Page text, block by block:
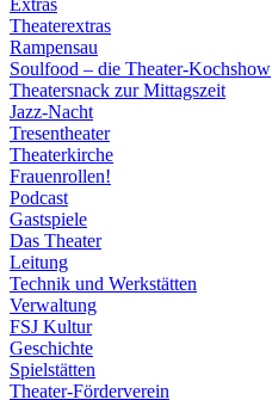
Theaterextras
Rampensau
Soulfood – die Theater-Kochshow
Theatersnack zur Mittagszeit
Jazz-Nacht
Tresentheater
Theaterkirche
Frauenrollen!
Podcast
Gastspiele
Das Theater
Leitung
Technik und Werkstätten
Verwaltung
FSJ Kultur
Geschichte
Spielstätten
Theater-Förderverein